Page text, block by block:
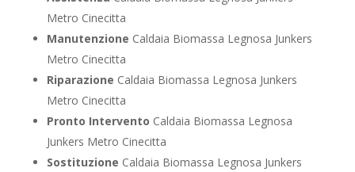
Metro Cinecitta
Manutenzione Caldaia Biomassa Legnosa Junkers
Metro Cinecitta
Riparazione Caldaia Biomassa Legnosa Junkers
Metro Cinecitta
Pronto Intervento Caldaia Biomassa Legnosa
Junkers Metro Cinecitta
Sostituzione Caldaia Biomassa Legnosa Junkers